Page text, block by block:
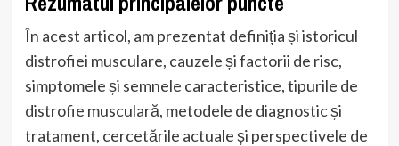
În acest articol, am prezentat definiția și istoricul
distrofiei musculare, cauzele și factorii de risc,
simptomele și semnele caracteristice, tipurile de
distrofie musculară, metodele de diagnostic și
tratament, cercetările actuale și perspectivele de